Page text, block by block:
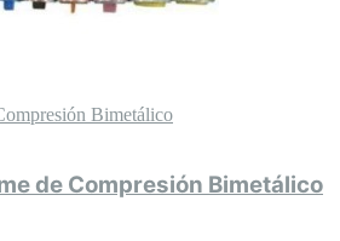
Bimetálico
de Compresión Bimetálico